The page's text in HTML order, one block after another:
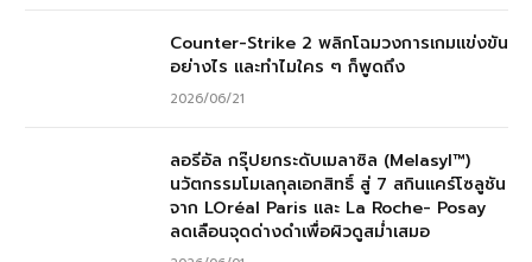
Counter-Strike 2 พลิกโฉมวงการเกมแข่งขัน
อย่างไร และทำไมใคร ๆ ก็พูดถึง
2026/06/21
ลอรีอัล กรุ๊ปยกระดับเมลาซิล (Melasyl™)
นวัตกรรมโมเลกุลเอกสิทธิ์ สู่ 7 สกินแคร์โซลูชัน
จาก LOréal Paris และ La Roche- Posay
ลดเลือนจุดด่างดำเพื่อผิวดูสม่ำเสมอ